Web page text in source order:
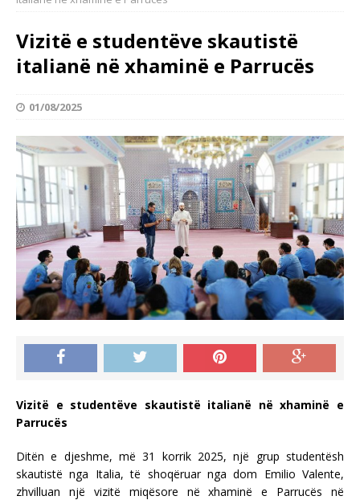
Vizitë e studentëve skautistë
italianë në xhaminë e Parrucës
01/08/2025
Vizitë e studentëve skautistë italianë në xhaminë e
Parrucës
Ditën e djeshme, më 31 korrik 2025, një grup studentësh
skautistë nga Italia, të shoqëruar nga dom Emilio Valente,
zhvilluan një vizitë miqësore në xhaminë e Parrucës në